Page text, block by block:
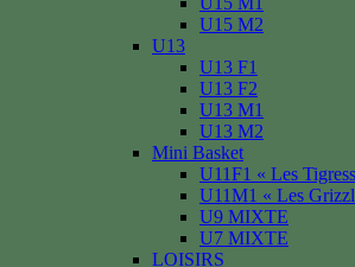
U15 M2
U13
U13 F1
U13 F2
U13 M1
U13 M2
Mini Basket
U11F1 « Les
U11M1 « Les
U9 MIXTE
U7 MIXTE
LOISIRS